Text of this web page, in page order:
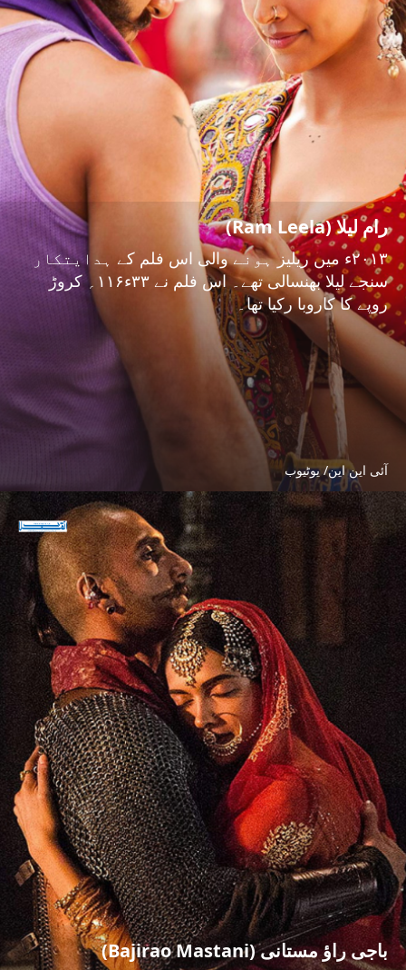
رام لیلا (Ram Leela)
۲۰۱۳ء میں ریلیز ہونے والی اس فلم کے ہدایتکار
سنجے لیلا بھنسالی تھے۔ اس فلم نے ۳۳ء۱۱۶؍ کروڑ
روپے کا کاروبا رکیا تھا۔
آئی این این/ یوٹیوب
باجی راؤ مستانی (Bajirao Mastani)